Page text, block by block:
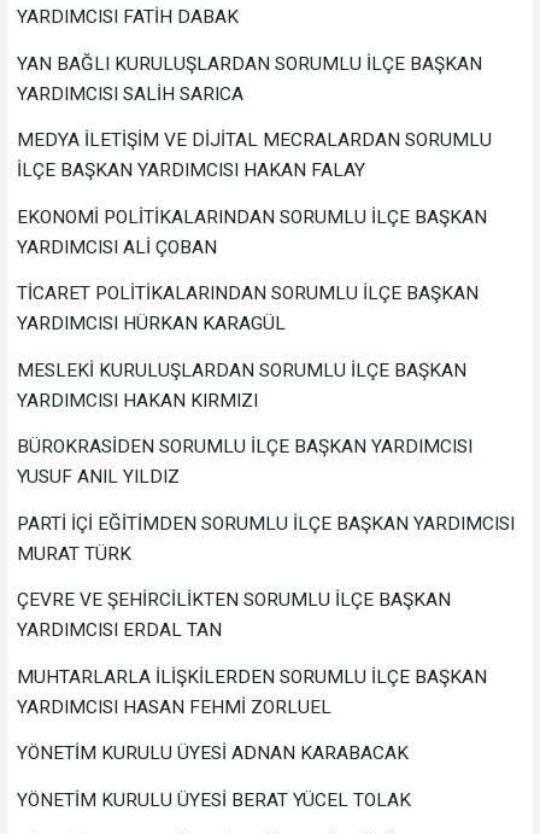
YARDIMCISI FATİH DABAK
YAN BAĞLI KURULUŞLARDAN SORUMLU İLÇE BAŞKAN
YARDIMCISI SALİH SARICA
MEDYA İLETİŞİM VE DİJİTAL MECRALARDAN SORUMLU
İLÇE BAŞKAN YARDIMCISI HAKAN FALAY
EKONOMİ POLİTİKALARINDAN SORUMLU İLÇE BAŞKAN
YARDIMCISI ALİ ÇOBAN
TİCARET POLİTİKALARINDAN SORUMLU İLÇE BAŞKAN
YARDIMCISI HÜRKAN KARAGÜL
MESLEKİ KURULUŞLARDAN SORUMLU İLÇE BAŞKAN
YARDIMCISI HAKAN KIRMIZI
BÜROKRASİDEN SORUMLU İLÇE BAŞKAN YARDIMCISI
YUSUF ANIL YILDIZ
PARTİ İÇİ EĞİTİMDEN SORUMLU İLÇE BAŞKAN YARDIMCISI
MURAT TÜRK
ÇEVRE VE ŞEHİRCİLİKTEN SORUMLU İLÇE BAŞKAN
YARDIMCISI ERDAL TAN
MUHTARLARLA İLİŞKİLERDEN SORUMLU İLÇE BAŞKAN
YARDIMCISI HASAN FEHMİ ZORLUEL
YÖNETİM KURULU ÜYESİ ADNAN KARABACAK
YÖNETİM KURULU ÜYESİ BERAT YÜCEL TOLAK